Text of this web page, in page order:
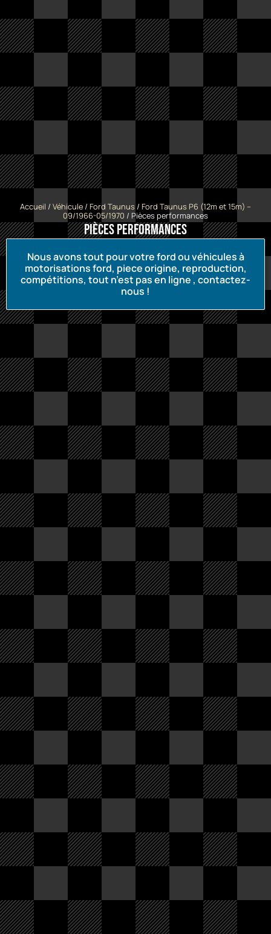
Accueil / Véhicule/ Ford Taunus / Ford Taunus P6 (12m et 15m) --
09/1966-05/1970 / Pièces performances
Pièces performances
Nous avons tout pour votre ford ou véhicules à
motorisations ford, piece origine, reproduction,
compétitions, tout n’est pas en ligne , contactez-
nous !